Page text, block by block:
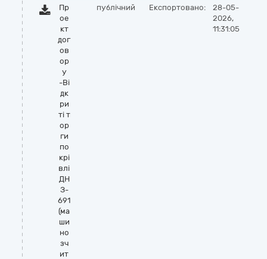
Пр
ое
кт
дог
ов
ор
у
-Ві
дк
ри
ті т
ор
ги
по
крі
влі
ДН
З-
691
(ма
ши
но
зч
ит
публічний Експортовано:
28-05-
2026,
11:31:05